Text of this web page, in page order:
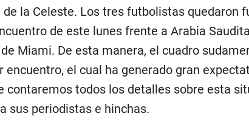
la Celeste. Los tres futbolistas quedaron
de este lunes frente a Arabia
Miami. De esta manera, el cuadro
encuentro, el cual ha generado gran
contaremos todos los detalles sobre esta
sus periodistas e hinchas.